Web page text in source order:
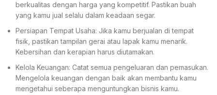
berkualitas dengan harga yang kompetitif. Pastikan buah
yang kamu jual selalu dalam keadaan segar.
Persiapan Tempat Usaha: Jika kamu berjualan di tempat
fisik, pastikan tampilan gerai atau lapak kamu menarik.
Kebersihan dan kerapian harus diutamakan.
Kelola Keuangan: Catat semua pengeluaran dan pemasukan.
Mengelola keuangan dengan baik akan membantu kamu
mengetahui seberapa menguntungkan bisnis kamu.